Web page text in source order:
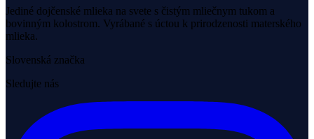
Jediné dojčenské mlieka na svete s čistým mliečnym tukom a
bovinným kolostrom. Vyrábané s úctou k prirodzenosti materského
mlieka.
Slovenská značka
Sledujte nás